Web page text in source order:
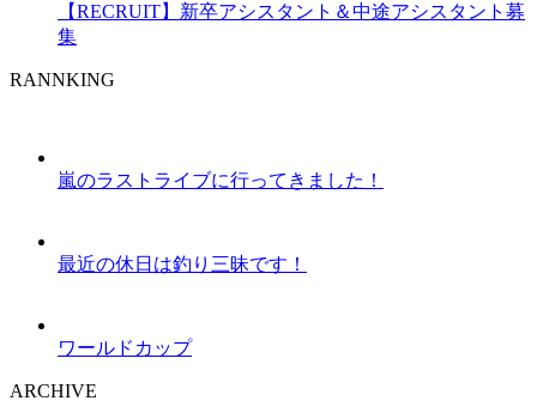
【RECRUIT】新卒アシスタント＆中途アシスタント募
集
RANNKING
嵐のラストライブに行ってきました！
最近の休日は釣り三昧です！
ワールドカップ
ARCHIVE